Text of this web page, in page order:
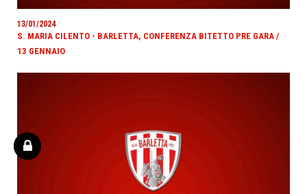
13/01/2024
S. MARIA CILENTO - BARLETTA, CONFERENZA BITETTO PRE GARA /
13 GENNAIO